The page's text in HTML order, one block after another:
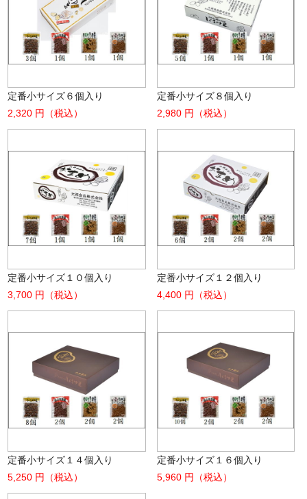
定番小サイズ６個入り
2,320 円（税込）
定番小サイズ８個入り
2,980 円（税込）
定番小サイズ１０個入り
3,700 円（税込）
定番小サイズ１２個入り
4,400 円（税込）
定番小サイズ１４個入り
5,250 円（税込）
定番小サイズ１６個入り
5,960 円（税込）